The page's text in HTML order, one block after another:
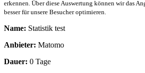
erkennen. Über diese Auswertung können wir das
besser für unsere Besucher optimieren.
Name: Statistik test
Anbieter: Matomo
Dauer: 0 Tage